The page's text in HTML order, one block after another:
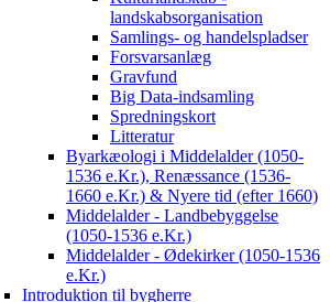
landskabsorganisation
Samlings- og handelspladser
Forsvarsanlæg
Gravfund
Big Data-indsamling
Spredningskort
Litteratur
Byarkæologi i Middelalder (1050-
1536 e.Kr.), Renæssance (1536-
1660 e.Kr.) & Nyere tid (efter 1660)
Middelalder - Landbebyggelse
(1050-1536 e.Kr.)
Middelalder - Ødekirker (1050-1536
e.Kr.)
Introduktion til bygherre